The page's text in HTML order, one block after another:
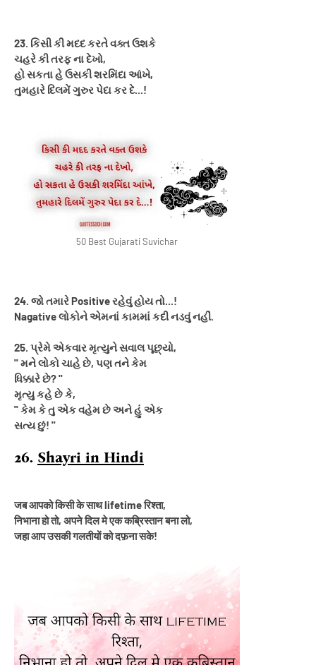
23. કિસી કી મદદ કરતે વક્ત ઉશકે
ચહરે કી તરફ ના દેખો,
હો સકતા હે ઉસકી શરમિંદા આંખે,
તુમહારે દિલમેં ગુરુર પેદા કર દે...!
50 Best Gujarati Suvichar
24. જો તમારે Positive રહેવું હોય તો...!
Nagative લોકોને એમનાં કામમાં કદી નડવું નહીં.
25. પ્રેમે એકવાર મૃત્યુને સવાલ પૂછ્યો,
'' મને લોકો ચાહે છે, પણ તને કેમ
ધિક્કારે છે? ''
મૃત્યુ કહે છે કે,
'' કેમ કે તુ એક વહેમ છે અને હું એક
સત્ય છું! ''
26. Shayri in Hindi
जब आपको किसी के साथ lifetime रिश्ता,
निभाना हो तो, अपने दिल मे एक कब्रिस्तान बना लो,
जहा आप उसकी गलतीयों को दफ़ना सके!